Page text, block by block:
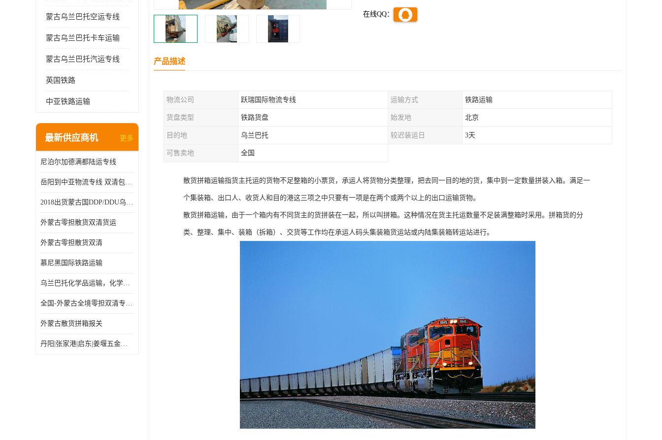
蒙古乌兰巴托空运专线
蒙古乌兰巴托卡车运输
蒙古乌兰巴托汽运专线
英国铁路
中亚铁路运输
最新供应商机 更多
尼泊尔加德满都陆运专线
岳阳到中亚物流专线 双清包税 一站服务
2018出货蒙古国DDP/DDU乌兰巴托双清国际物流专线
外蒙古零担散货双清货运
外蒙古零担散货双清
慕尼黑国际铁路运输
乌兰巴托化学品运输，化学品怎么运到乌兰巴托
全国-外蒙古全境零担双清专线/外蒙古DDP双清
外蒙古散货拼箱报关
丹阳|张家港|启东|姜堰五金机电工具出口乌兰巴托怎么运输较划算
在线QQ：
产品描述
物流公司 跃瑞国际物流专线 运输方式 铁路运输
货盘类型 铁路货盘 始发地 北京
目的地 乌兰巴托 较迟装运日 3天
可售卖地 全国
散货拼箱运输指货主托运的货物不足整箱的小票货，承运人将货物分类整理，把去同一目的地的货，集中到一定数量拼装入箱。满足一
个集装箱、出口人、收货人和目的港这三项之中只要有一项是在两个或两个以上的出口运输货物。
散货拼箱运输，由于一个箱内有不同货主的货拼装在一起，所以叫拼箱。这种情况在货主托运数量不足装满整箱时采用。拼箱货的分
类、整理、集中、装箱（拆箱）、交货等工作均在承运人码头集装箱货运站或内陆集装箱转运站进行。